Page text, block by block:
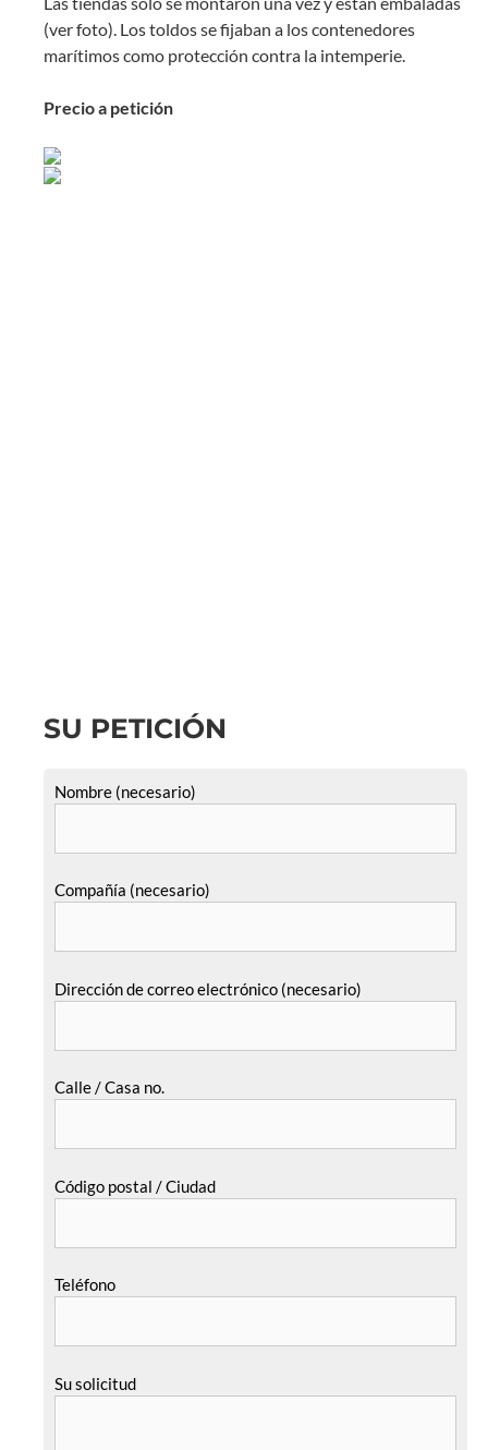
(ver foto). Los toldos se fijaban a los contenedores
marítimos como protección contra la intemperie.
Precio a petición
SU PETICIÓN
Nombre (necesario)
Compañía (necesario)
Dirección de correo electrónico (necesario)
Calle / Casa no.
Código postal / Ciudad
Teléfono
Su solicitud